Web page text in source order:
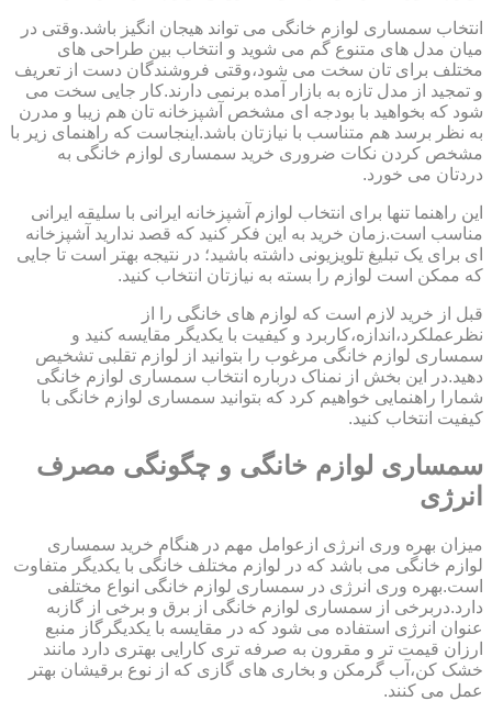
انتخاب سمساری لوازم خانگی می تواند هیجان انگیز باشد.وقتی در
میان مدل های متنوع گم می شوید و انتخاب بین طراحی های
مختلف برای تان سخت می شود،وقتی فروشندگان دست از تعریف
و تمجید از مدل تازه به بازار آمده برنمی دارند.کار جایی سخت می
شود که بخواهید با بودجه ای مشخص آشپزخانه تان هم زیبا و مدرن
به نظر برسد هم متناسب با نیازتان باشد.اینجاست که راهنمای زیر با
مشخص کردن نکات ضروری خرید سمساری لوازم خانگی به
دردتان می خورد.
این راهنما تنها برای انتخاب لوازم آشپزخانه ایرانی با سلیقه ایرانی
مناسب است.زمان خرید به این فکر کنید که قصد ندارید آشپزخانه
ای برای یک تبلیغ تلویزیونی داشته باشید؛ در نتیجه بهتر است تا جایی
که ممکن است لوازم را بسته به نیازتان انتخاب کنید.
قبل از خرید لازم است که لوازم های خانگی را از
نظرعملکرد،اندازه،کاربرد و کیفیت با یکدیگر مقایسه کنید و
سمساری لوازم خانگی مرغوب را بتوانید از لوازم تقلبی تشخیص
دهید.در این بخش از نمناک درباره انتخاب سمساری لوازم خانگی
شمارا راهنمایی خواهیم کرد که بتوانید سمساری لوازم خانگی با
کیفیت انتخاب کنید.
سمساری لوازم خانگی و چگونگی مصرف
انرژی
میزان بهره وری انرژی ازعوامل مهم در هنگام خرید سمساری
لوازم خانگی می باشد که در لوازم مختلف خانگی با یکدیگر متفاوت
است.بهره وری انرژی در سمساری لوازم خانگی انواع مختلفی
دارد.دربرخی از سمساری لوازم خانگی از برق و برخی از گازبه
عنوان انرژی استفاده می شود که در مقایسه با یکدیگرگاز منبع
ارزان قیمت تر و مقرون به صرفه تری کارایی بهتری دارد مانند
خشک کن،آب گرمکن و بخاری های گازی که از نوع برقیشان بهتر
عمل می کنند.